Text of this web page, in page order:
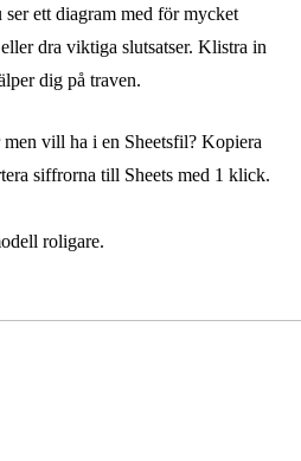
ser ett diagram med för mycket
dra viktiga slutsatser. Klistra in
dig på traven.
vill ha i en Sheetsfil? Kopiera
siffrorna till Sheets med 1 klick.
roligare.